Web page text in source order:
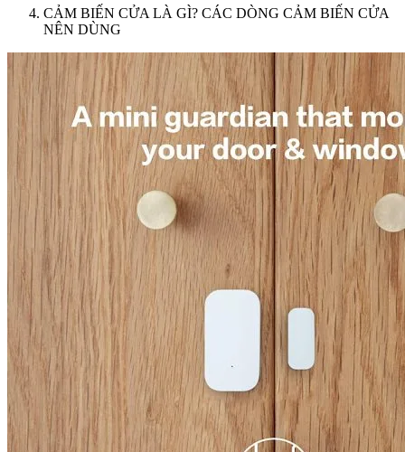
CẢM BIẾN CỬA LÀ GÌ? CÁC DÒNG CẢM BIẾN CỬA
NÊN DÙNG